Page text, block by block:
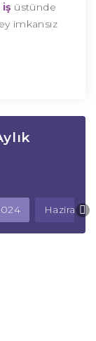
iş üstünde
imkansız
Haziran